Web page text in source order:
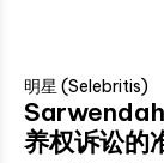
明星 (Selebritis)
养权诉讼的